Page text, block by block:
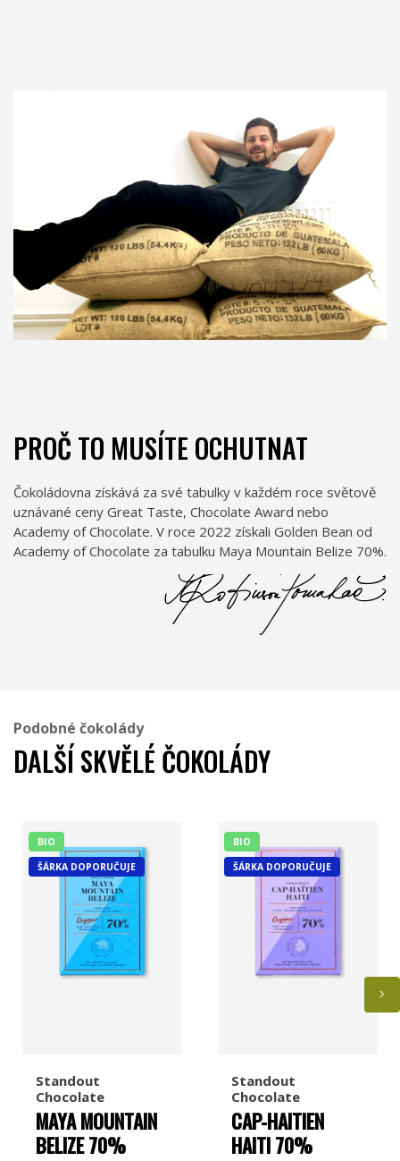
PROČ TO MUSÍTE OCHUTNAT
Čokoládovna získává za své tabulky v každém roce světově
uznávané ceny Great Taste, Chocolate Award nebo
Academy of Chocolate. V roce 2022 získali Golden Bean od
Academy of Chocolate za tabulku Maya Mountain Belize 70%.
Podobné čokolády
DALŠÍ SKVĚLÉ ČOKOLÁDY
BIO
ŠÁRKA DOPORUČUJE
Standout
Chocolate
MAYA MOUNTAIN
BELIZE 70%
BIO
ŠÁRKA DOPORUČUJE
Standout
Chocolate
CAP-HAITIEN
HAITI 70%